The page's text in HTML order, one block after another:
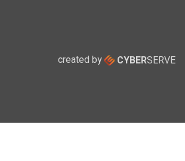
created by CYBERSERVE